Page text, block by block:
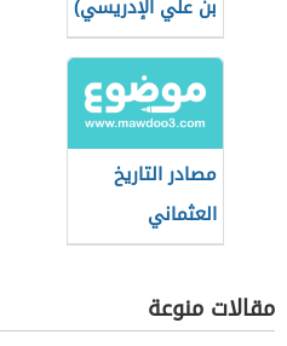
بن علي الإدريسي)
مصادر التاريخ
العثماني
مقالات منوعة